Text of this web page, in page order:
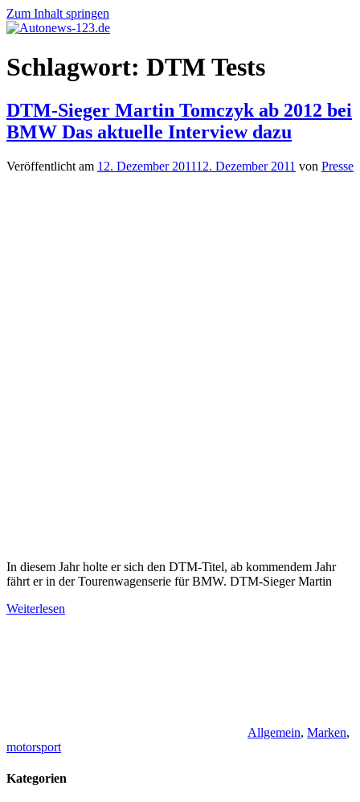
Zum Inhalt springen
Autonews-
123.de
Autonews
mit
Schlagwort: DTM Tests
DTM-Sieger Martin Tomczyk ab 2012 bei
BMW Das aktuelle Interview dazu
Veröffentlicht am 12. Dezember 201112. Dezember 2011 von Presse
In diesem Jahr holte er sich den DTM-Titel, ab kommendem Jahr
fährt er in der Tourenwagenserie für BMW. DTM-Sieger Martin
Weiterlesen
Allgemein, Marken,
motorsport
Kategorien